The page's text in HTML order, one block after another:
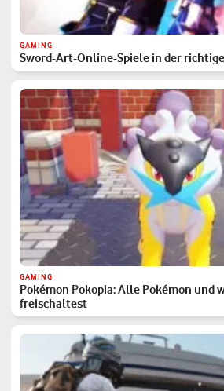
GAMING
Sword-Art-Online-Spiele in der
GAMING
Pokémon Pokopia: Alle Pokémon und
freischaltest